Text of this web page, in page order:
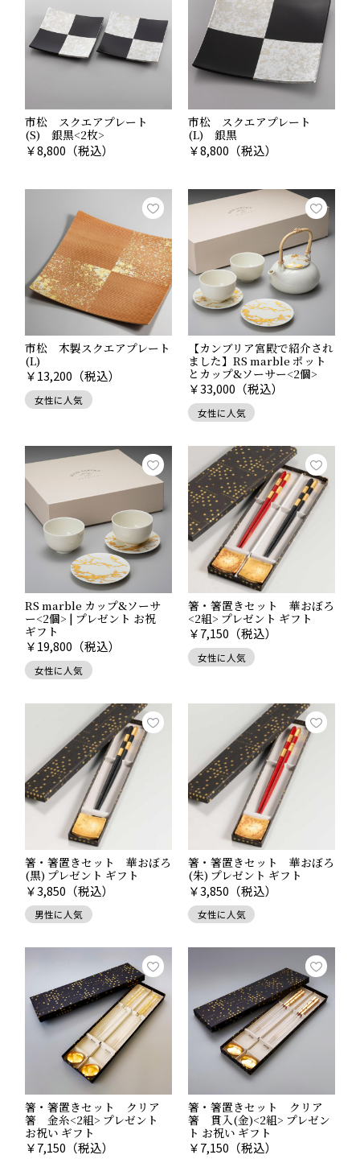
相場：5,000円〜10,000円程度
目上の方には、品格のある落ち着いた贈り物が好まれま
す。失礼のないよう、丁寧な包装やのしの対応も重要で
おすすめは「クラック ボールペン ブラック」
金箔の自然なひび割れ模様が美しく輝く、高級感あふれ
るボールペンです。手元に上質な華やぎを添え、贈る方
性インクを採用し、なめらかな書き心地と速乾性を両
立。見た目の美しさだけでなく、使いやすさにもこだわ
った一本です職場の上司・お世話になった目上の方への
引き出物にふさわしい上質な逸品です。
ブラック・ブラウン・ワインと3色展開。贈る相手に合わ
せてカラーを分けても素敵ですね。
予算10,000～20,000円以上
おすすめは、ギフトコンシェルジュ真野知子さんと箔一
によるブランド「
Room Service」シリーズ。
「誰かと誰かの思いを繋いで、そこに添えるギフト」が
コンセプトとして、日常の時間を繋ぐ場所であ
ひとときをもたらすティーセットをご提案いたします。
日常の中に非日常を感じる上質なひとときをお楽しみい
ただけるでしょう。
Room Serviceの商品一覧は
こちら
気持ち伝わる包装サービス
大切なゲストへ贈る引き出物には、 丁寧な包装
ません。
箔一では、格式にふさわしい美しい包装と、用途に合わ
せた熨斗をご用意しています。
市松 スクエアプレート
(S) 銀黒<2枚>
￥8,800 （税込）
市松 スクエアプレート
(L) 銀黒
￥8,800 （税込）
市松 木製スクエアプレート
(L)
￥13,200 （税込）
女性に人気
【カンブリア宮殿で紹介され
ました】RS marble ポット
とカップ&ソーサー<2個>
￥33,000 （税込）
女性に人気
RS marble カップ&ソーサ
ー<2個> | プレゼント お祝
ギフト
￥19,800 （税込）
女性に人気
箸・箸置きセット 華おぼろ
<2組> プレゼント ギフト
￥7,150 （税込）
女性に人気
箸・箸置きセット 華おぼろ
(黒) プレゼント ギフト
￥3,850 （税込）
男性に人気
箸・箸置きセット 華おぼろ
(朱) プレゼント ギフト
￥3,850 （税込）
女性に人気
箸・箸置きセット クリア
箸 金糸<2組> プレゼント
お祝い ギフト
￥7,150 （税込）
箸・箸置きセット クリア
箸 貫入(金)<2組> プレゼン
ト お祝い ギフト
￥7,150 （税込）